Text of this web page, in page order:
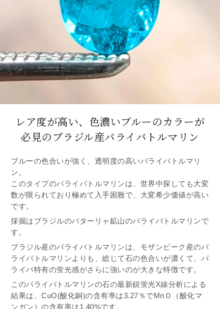
レア度が高い、色濃いブルーのカラーが
必見のブラジル産パライバトルマリン
ブルーの色合いが強く、透明度の高いパライバトルマリ
ン。
このタイプのパライバトルマリンは、世界中探しても大変
数が限られており極めて入手困難で、大変希少価値が高い
です。
採掘はブラジルのバターリャ鉱山のパライバトルマリンで
す。
ブラジル産のパライバトルマリンは、モザンビーク産のパ
ライバトルマリンよりも、総じて石の色合いが濃くて、パ
ライバ特有の蛍光感がさらに強いのが大きな特徴です。
このパライバトルマリンの石の最新鋭蛍光X線分析による
結果は、CuO(酸化銅)の含有率は3.27％でMnＯ（酸化マ
ンガン）の含有率は1.40%です。